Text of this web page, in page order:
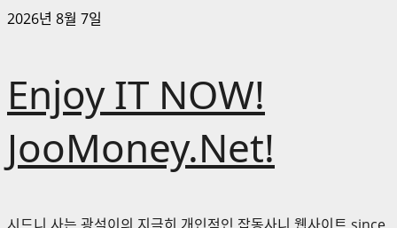
콘
로
바
기
2026년 8월 7일
Enjoy IT NOW!
JooMoney.Net!